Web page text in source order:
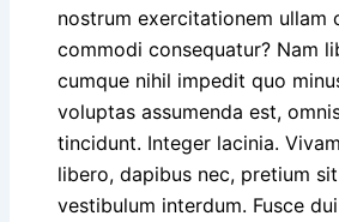
nostrum exercitationem ullam
commodi consequatur? Nam
cumque nihil impedit quo
voluptas assumenda est,
tincidunt. Integer lacinia.
libero, dapibus nec, pretium
vestibulum interdum. Fusce